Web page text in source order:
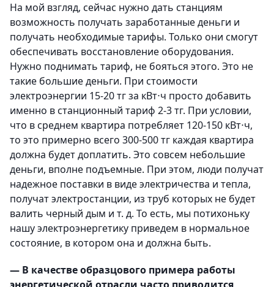
На мой взгляд, сейчас нужно дать станциям
возможность получать заработанные деньги и
получать необходимые тарифы. Только они смогут
обеспечивать восстановление оборудования.
Нужно поднимать тариф, не бояться этого. Это не
такие большие деньги. При стоимости
электроэнергии 15-20 тг за кВт⋅ч просто добавить
именно в станционный тариф 2-3 тг. При условии,
что в среднем квартира потребляет 120-150 кВт⋅ч,
то это примерно всего 300-500 тг каждая квартира
должна будет доплатить. Это совсем небольшие
деньги, вполне подъемные. При этом, люди получат
надежное поставки в виде электричества и тепла,
получат электростанции, из труб которых не будет
валить черный дым и т. д. То есть, мы потихоньку
нашу электроэнергетику приведем в нормальное
состояние, в котором она и должна быть.
— В качестве образцового примера работы